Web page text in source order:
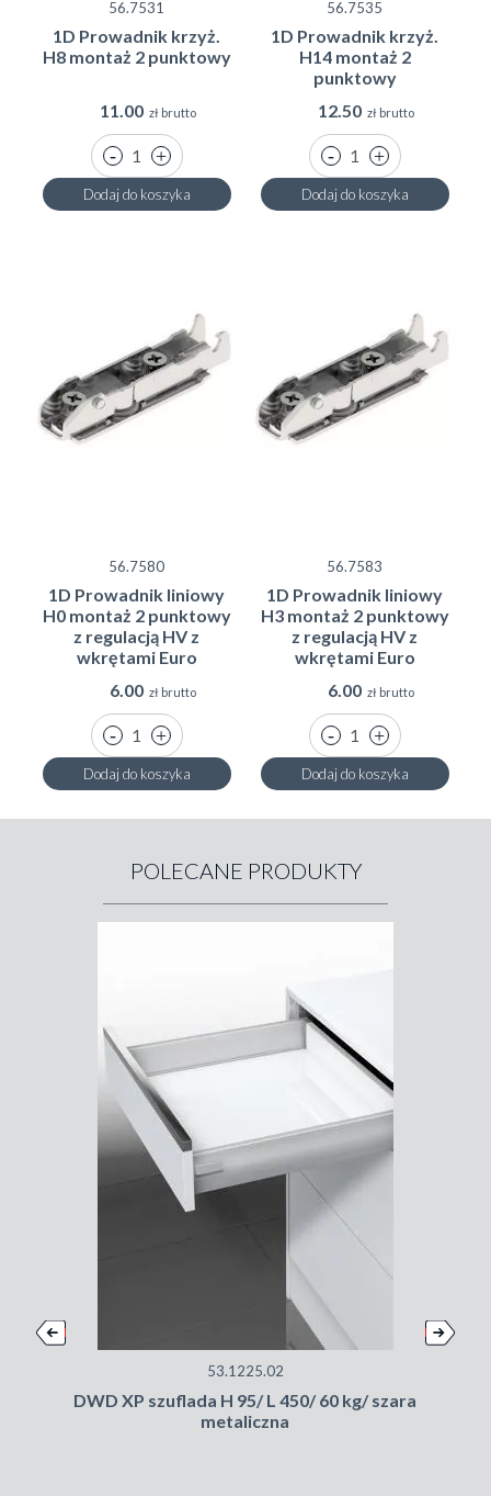
56.7531
1D Prowadnik krzyż.
H8 montaż 2 punktowy
11.00 zł brutto
Dodaj do koszyka
56.7535
1D Prowadnik krzyż.
H14 montaż 2
punktowy
12.50 zł brutto
Dodaj do koszyka
56.7580
1D Prowadnik liniowy
H0 montaż 2 punktowy
z regulacją HV z
wkrętami Euro
6.00 zł brutto
Dodaj do koszyka
56.7583
1D Prowadnik liniowy
H3 montaż 2 punktowy
z regulacją HV z
wkrętami Euro
6.00 zł brutto
Dodaj do koszyka
POLECANE PRODUKTY
53.1225.02
DWD XP szuflada H 95/ L 450/ 60 kg/ szara
metaliczna